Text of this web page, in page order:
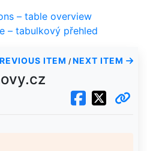
– table overview
– tabulkový přehled
ITEM / NEXT ITEM